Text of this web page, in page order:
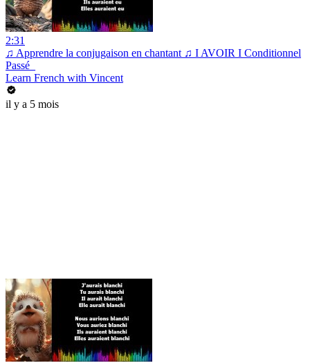
2:31
♫ Apprendre la conjugaison en chantant ♫ I AVOIR I Conditionnel
Passé_
Learn French with Vincent
il y a 5 mois